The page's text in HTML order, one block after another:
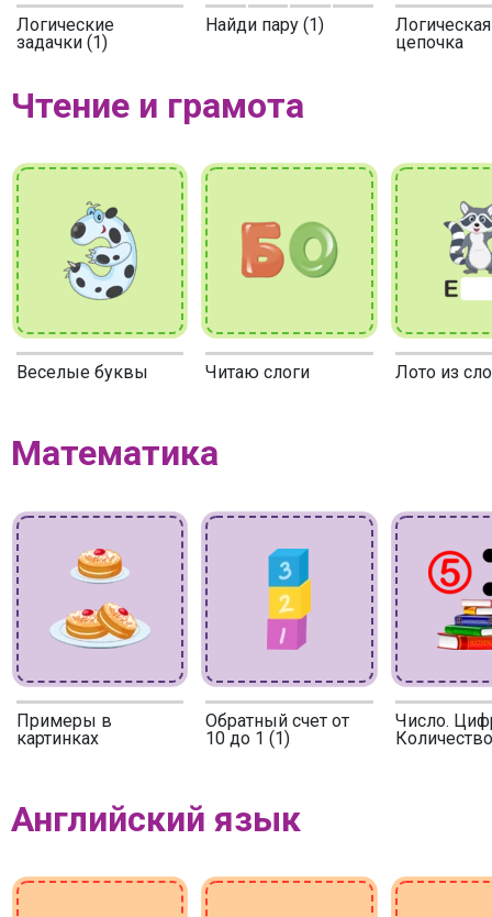
Логические
задачки (1)
Найди пару (1)
Логическая
цепочка
Чтение и грамота
Веселые буквы Читаю слоги Лото из
Математика
Примеры в
картинках
Обратный счет от
10 до 1 (1)
Число.
Английский язык